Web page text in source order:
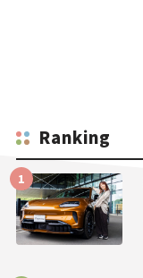
Ranking